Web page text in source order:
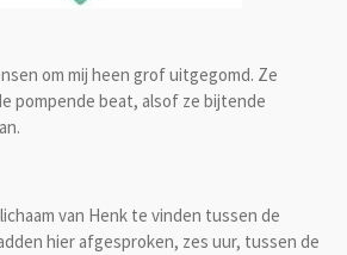
om mij heen grof uitgegomd. Ze
pompende beat, alsof ze bijtende
van Henk te vinden tussen de
hier afgesproken, zes uur, tussen de